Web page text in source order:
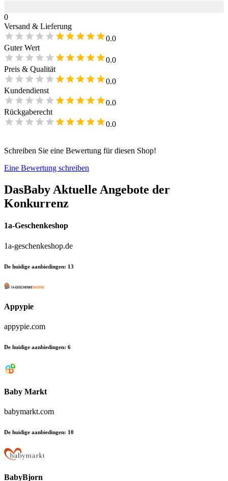
0
Versand & Lieferung
0.0
Guter Wert
0.0
Preis & Qualität
0.0
Kundendienst
0.0
Rückgaberecht
0.0
Schreiben Sie eine Bewertung für diesen Shop!
Eine Bewertung schreiben
DasBaby Aktuelle Angebote der
Konkurrenz
1a-Geschenkeshop
1a-geschenkeshop.de
De huidige aanbiedingen: 13
Appypie
appypie.com
De huidige aanbiedingen: 6
Baby Markt
babymarkt.com
De huidige aanbiedingen: 10
BabyBjorn